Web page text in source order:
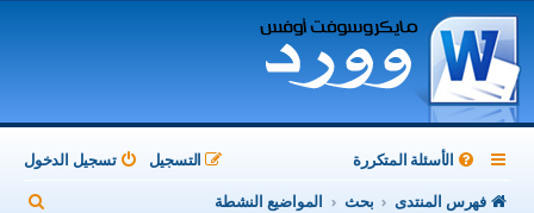
الأسئلة المتكررة تسجيل الدخول
التسجيل
فهرس المنتدى
بحث المواضيع النشطة